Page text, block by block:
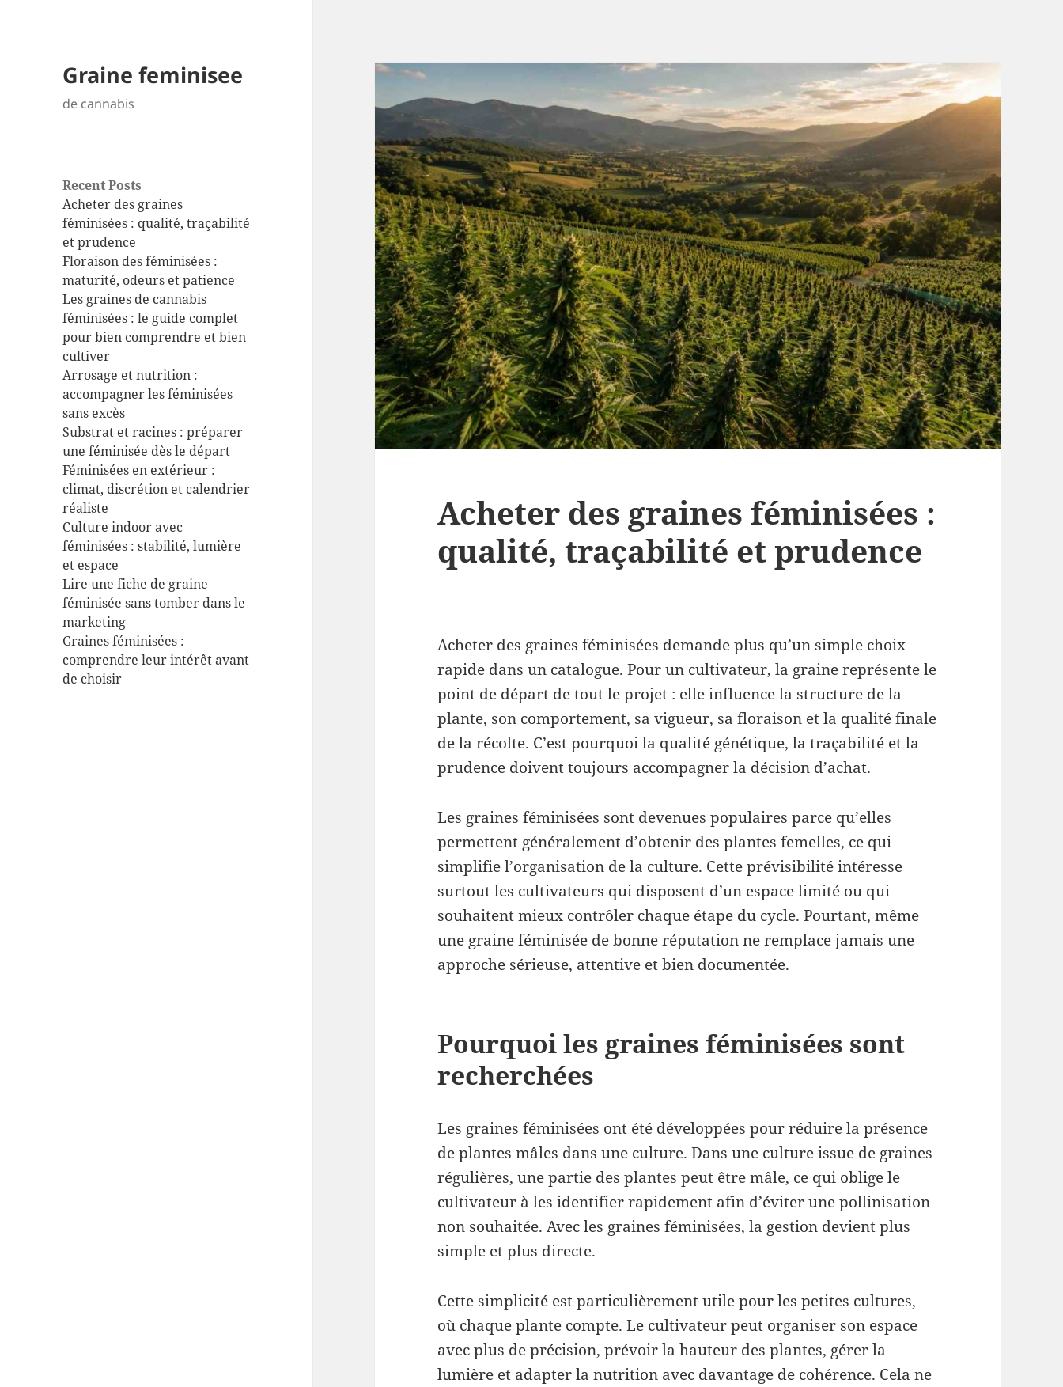
Graine feminisee
de cannabis
Recent Posts
Acheter des graines
féminisées : qualité, traçabilité
et prudence
Floraison des féminisées :
maturité, odeurs et patience
Les graines de cannabis
féminisées : le guide complet
pour bien comprendre et bien
cultiver
Arrosage et nutrition :
accompagner les féminisées
sans excès
Substrat et racines : préparer
une féminisée dès le départ
Féminisées en extérieur :
climat, discrétion et calendrier
réaliste
Culture indoor avec
féminisées : stabilité, lumière
et espace
Lire une fiche de graine
féminisée sans tomber dans le
marketing
Graines féminisées :
comprendre leur intérêt avant
de choisir
Acheter des graines féminisées :
qualité, traçabilité et prudence
Acheter des graines féminisées demande plus qu’un simple choix
rapide dans un catalogue. Pour un cultivateur, la graine représente le
point de départ de tout le projet : elle influence la structure de la
plante, son comportement, sa vigueur, sa floraison et la qualité finale
de la récolte. C’est pourquoi la qualité génétique, la traçabilité et la
prudence doivent toujours accompagner la décision d’achat.
Les graines féminisées sont devenues populaires parce qu’elles
permettent généralement d’obtenir des plantes femelles, ce qui
simplifie l’organisation de la culture. Cette prévisibilité intéresse
surtout les cultivateurs qui disposent d’un espace limité ou qui
souhaitent mieux contrôler chaque étape du cycle. Pourtant, même
une graine féminisée de bonne réputation ne remplace jamais une
approche sérieuse, attentive et bien documentée.
Pourquoi les graines féminisées sont
recherchées
Les graines féminisées ont été développées pour réduire la présence
de plantes mâles dans une culture. Dans une culture issue de graines
régulières, une partie des plantes peut être mâle, ce qui oblige le
cultivateur à les identifier rapidement afin d’éviter une pollinisation
non souhaitée. Avec les graines féminisées, la gestion devient plus
simple et plus directe.
Cette simplicité est particulièrement utile pour les petites cultures,
où chaque plante compte. Le cultivateur peut organiser son espace
avec plus de précision, prévoir la hauteur des plantes, gérer la
lumière et adapter la nutrition avec davantage de cohérence. Cela ne